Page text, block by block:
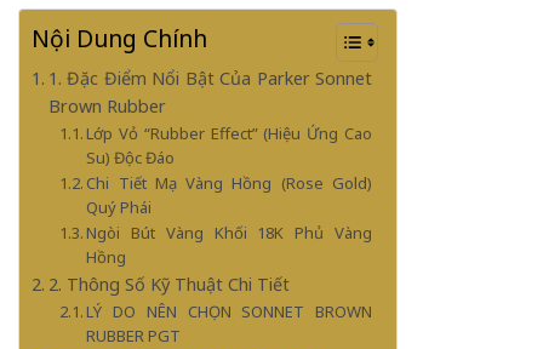
Nội Dung Chính
1. Đặc Điểm Nổi Bật Của Parker Sonnet
Brown Rubber
Lớp Vỏ “Rubber Effect” (Hiệu Ứng Cao
Su) Độc Đáo
Chi Tiết Mạ Vàng Hồng (Rose Gold)
Quý Phái
Ngòi Bút Vàng Khối 18K Phủ Vàng
Hồng
2. Thông Số Kỹ Thuật Chi Tiết
LÝ DO NÊN CHỌN SONNET BROWN
RUBBER PGT